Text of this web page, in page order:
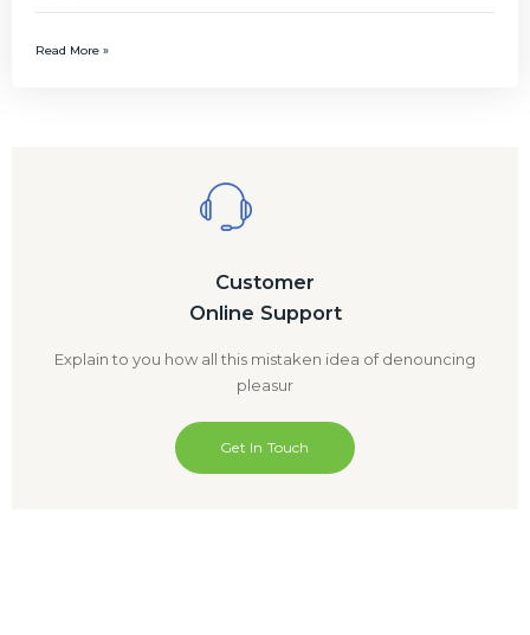
Read More »
Customer
Online Support
Explain to you how all this mistaken idea of denouncing
pleasur
Get In Touch